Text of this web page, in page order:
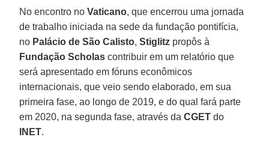
No encontro noVaticano, que encerrou uma jornada
de trabalho iniciada na sede da fundação pontifícia,
no Palácio de São Calisto,Stiglitz propôs à
Fundação Scholas contribuir em um relatório que
será apresentado em fóruns econômicos
internacionais, que veio sendo elaborado, em sua
primeira fase, ao longo de 2019, e do qual fará parte
em 2020, na segunda fase, através daCGET do
INET.